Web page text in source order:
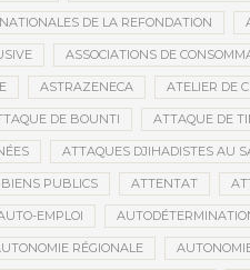
DE LA REFONDATION
ASSOCIATIONS DE
ASTRAZENECA ATELIER DE
DE BOUNTI ATTAQUE DE
ATTAQUES DJIHADISTES AU
PUBLICS ATTENTAT
EMPLOI
RÉGIONALE